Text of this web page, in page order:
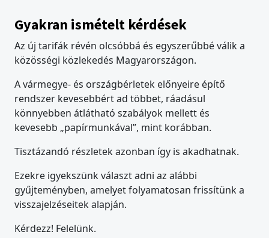
Gyakran ismételt kérdések
Az új tarifák révén olcsóbbá és egyszerűbbé válik a
közösségi közlekedés Magyarországon.
A vármegye- és országbérletek előnyeire építő
rendszer kevesebbért ad többet, ráadásul
könnyebben átlátható szabályok mellett és
kevesebb „papírmunkával”, mint korábban.
Tisztázandó részletek azonban így is akadhatnak.
Ezekre igyekszünk választ adni az alábbi
gyűjteményben, amelyet folyamatosan frissítünk a
visszajelzéseitek alapján.
Kérdezz! Felelünk.